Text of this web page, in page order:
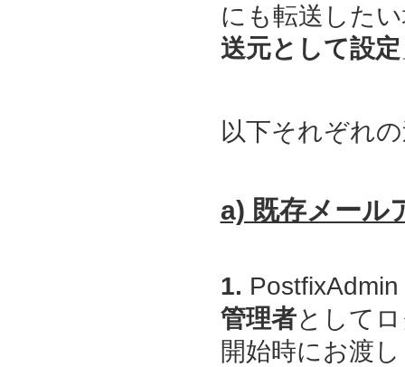
にも転送した
送元として設定
以下それぞれ
a) 既存メール
1. PostfixAdmin
管理者として
開始時にお渡